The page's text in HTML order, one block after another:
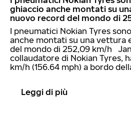
ghiaccio anche montati su
nuovo record del mondo di
I pneumatici Nokian Tyres
anche montati su una vettura
del mondo di 252,09 km/h
collaudatore di Nokian Tyres,
km/h (156.64 mph) a bordo
Leggi di più